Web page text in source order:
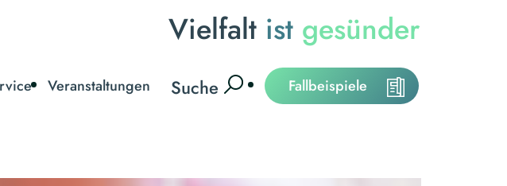
Vielfalt ist gesünder
Veranstaltungen Suche Fallbeispiele